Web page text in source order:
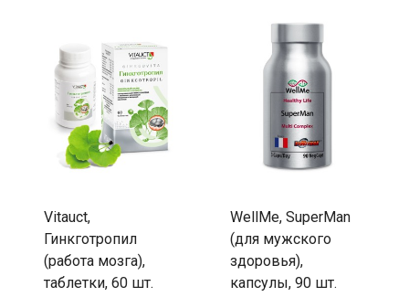
Vitauct,
Гинкготропил
(работа мозга),
таблетки, 60 шт.
WellMe, SuperMan
(для мужского
здоровья),
капсулы, 90 шт.